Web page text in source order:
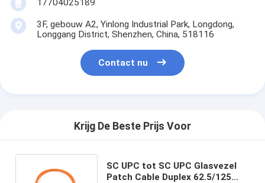
17704025189
3F, gebouw A2, Yinlong Industrial Park, Longdong,
Longgang District, Shenzhen, China, 518116
Contact nu
Krijg De Beste Prijs Voor
SC UPC tot SC UPC Glasvezel
Patch Cable Duplex 62.5/125